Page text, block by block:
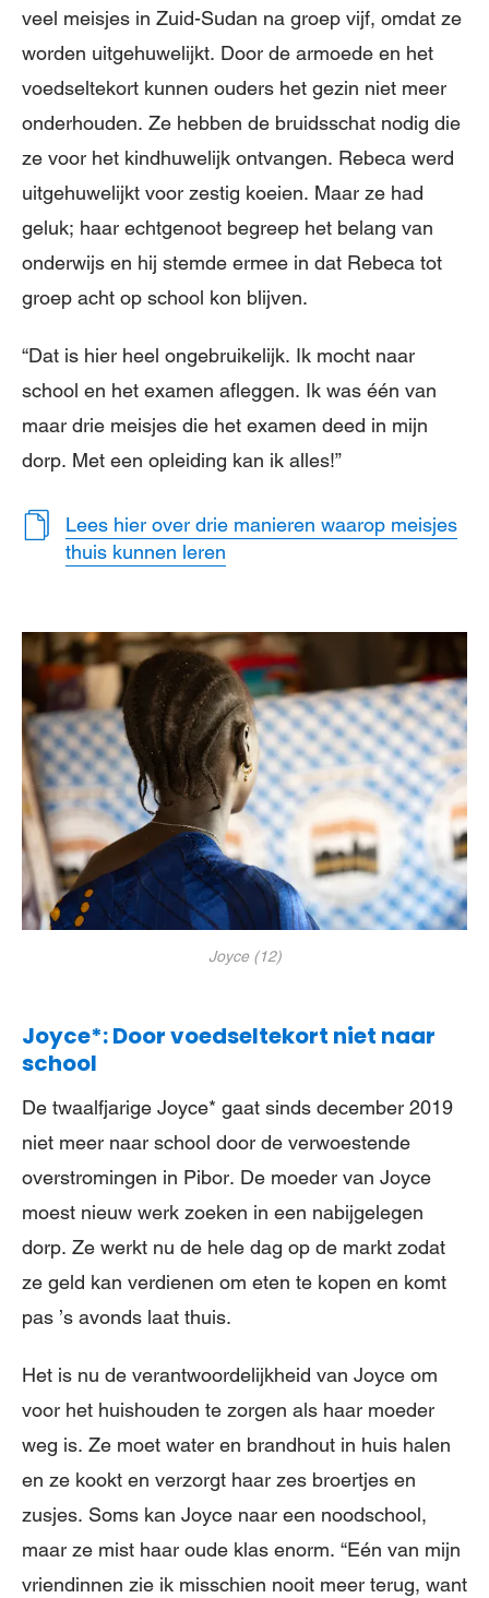
veel meisjes in Zuid-Sudan na groep vijf, omdat ze
worden uitgehuwelijkt. Door de armoede en het
voedseltekort kunnen ouders het gezin niet meer
onderhouden. Ze hebben de bruidsschat nodig die
ze voor het kindhuwelijk ontvangen. Rebeca werd
uitgehuwelijkt voor zestig koeien. Maar ze had
geluk; haar echtgenoot begreep het belang van
onderwijs en hij stemde ermee in dat Rebeca tot
groep acht op school kon blijven.
“Dat is hier heel ongebruikelijk. Ik mocht naar
school en het examen afleggen. Ik was één van
maar drie meisjes die het examen deed in mijn
dorp. Met een opleiding kan ik alles!”
Lees hier over drie manieren waarop meisjes
thuis kunnen leren
Joyce (12)
Joyce*: Door voedseltekort niet naar
school
De twaalfjarige Joyce* gaat sinds december 2019
niet meer naar school door de verwoestende
overstromingen in Pibor. De moeder van Joyce
moest nieuw werk zoeken in een nabijgelegen
dorp. Ze werkt nu de hele dag op de markt zodat
ze geld kan verdienen om eten te kopen en komt
pas ’s avonds laat thuis.
Het is nu de verantwoordelijkheid van Joyce om
voor het huishouden te zorgen als haar moeder
weg is. Ze moet water en brandhout in huis halen
en ze kookt en verzorgt haar zes broertjes en
zusjes. Soms kan Joyce naar een noodschool,
maar ze mist haar oude klas enorm. “Eén van mijn
vriendinnen zie ik misschien nooit meer terug, want